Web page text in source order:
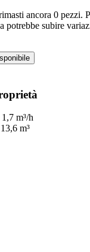
ancora 0 pezzi.
potrebbe subire
m³/h
m³